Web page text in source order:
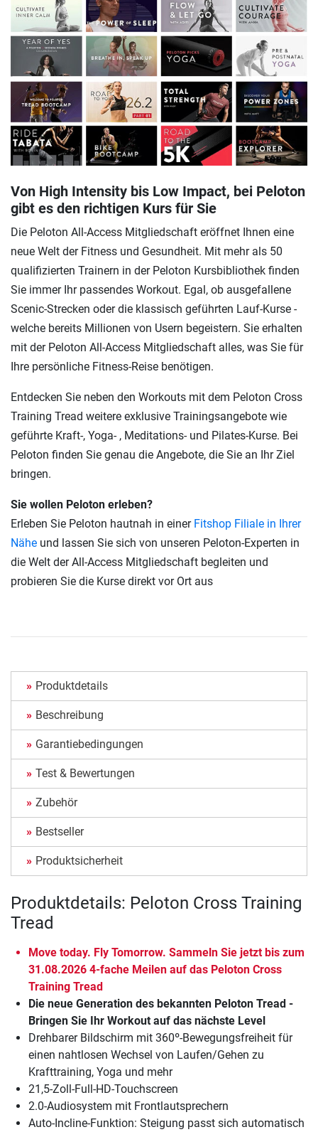
Von High Intensity bis Low Impact, bei Peloton
gibt es den richtigen Kurs für Sie
Die Peloton All-Access Mitgliedschaft eröffnet Ihnen eine
neue Welt der Fitness und Gesundheit. Mit mehr als 50
qualifizierten Trainern in der Peloton Kursbibliothek finden
Sie immer Ihr passendes Workout. Egal, ob ausgefallene
Scenic-Strecken oder die klassisch geführten Lauf-Kurse -
welche bereits Millionen von Usern begeistern. Sie erhalten
mit der Peloton All-Access Mitgliedschaft alles, was Sie für
Ihre persönliche Fitness-Reise benötigen.
Entdecken Sie neben den Workouts mit dem Peloton Cross
Training Tread weitere exklusive Trainingsangebote wie
geführte Kraft-, Yoga- , Meditations- und Pilates-Kurse. Bei
Peloton finden Sie genau die Angebote, die Sie an Ihr Ziel
bringen.
Sie wollen Peloton erleben?
Erleben Sie Peloton hautnah in einer Fitshop Filiale in Ihrer
Nähe und lassen Sie sich von unseren Peloton-Experten in
die Welt der All-Access Mitgliedschaft begleiten und
probieren Sie die Kurse direkt vor Ort aus
Produktdetails
Beschreibung
Garantiebedingungen
Test & Bewertungen
Zubehör
Bestseller
Produktsicherheit
Produktdetails: Peloton Cross Training
Tread
Move today. Fly Tomorrow. Sammeln Sie jetzt bis zum
31.08.2026 4-fache Meilen auf das Peloton Cross
Training Tread
Die neue Generation des bekannten Peloton Tread -
Bringen Sie Ihr Workout auf das nächste Level
Drehbarer Bildschirm mit 360º-Bewegungsfreiheit für
einen nahtlosen Wechsel von Laufen/Gehen zu
Krafttraining, Yoga und mehr
21,5-Zoll-Full-HD-Touchscreen
2.0-Audiosystem mit Frontlautsprechern
Auto-Incline-Funktion: Steigung passt sich automatisch